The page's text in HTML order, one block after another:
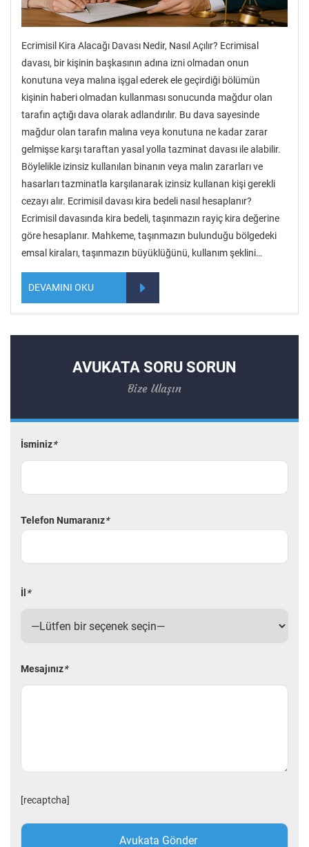
Ecrimisil Kira Alacağı Davası Nedir, Nasıl Açılır? Ecrimisal
davası, bir kişinin başkasının adına izni olmadan onun
konutuna veya malına işgal ederek ele geçirdiği bölümün
kişinin haberi olmadan kullanması sonucunda mağdur olan
tarafın açtığı dava olarak adlandırılır. Bu dava sayesinde
mağdur olan tarafın malına veya konutuna ne kadar zarar
gelmişse karşı taraftan yasal yolla tazminat davası ile alabilir.
Böylelikle izinsiz kullanılan binanın veya malın zararları ve
hasarları tazminatla karşılanarak izinsiz kullanan kişi gerekli
cezayı alır. Ecrimisil davası kira bedeli nasıl hesaplanır?
Ecrimisil davasında kira bedeli, taşınmazın rayiç kira değerine
göre hesaplanır. Mahkeme, taşınmazın bulunduğu bölgedeki
emsal kiraları, taşınmazın büyüklüğünü, kullanım şeklini…
DEVAMINI OKU
AVUKATA SORU SORUN
Bize Ulaşın
İsminiz*
Telefon Numaranız*
İl *
Mesajınız*
[recaptcha]